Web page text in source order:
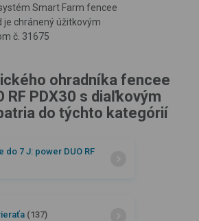
Smart Farm fencee
je chránený úžitkovým
č. 31675
ohradníka fencee
RF PDX30 s diaľkovým
do týchto kategórií
do 7 J: power DUO RF
(137)